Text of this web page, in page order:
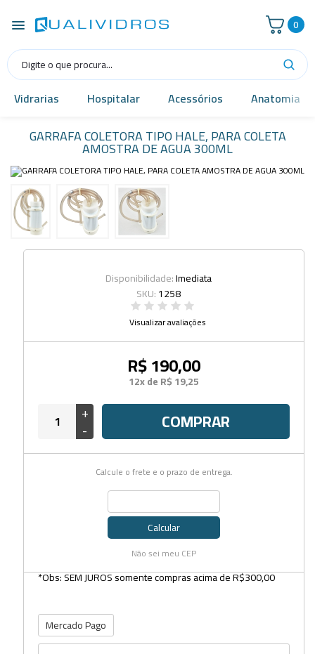
0
Vidrarias Hospitalar Acessórios Anatomia
GARRAFA COLETORA TIPO HALE, PARA COLETA
AMOSTRA DE AGUA 300ML
Disponibilidade:Imediata
SKU:1258
Visualizar avaliações
R$ 190,00
12x de R$ 19,25
+
- COMPRAR
Calcule o frete e o prazo de entrega.
Calcular
Não sei meu CEP
*Obs: SEM JUROS somente compras acima de R$300,00
Mercado Pago